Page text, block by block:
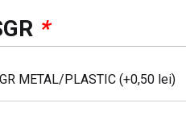
*
METAL/PLASTIC (+0,50 lei)